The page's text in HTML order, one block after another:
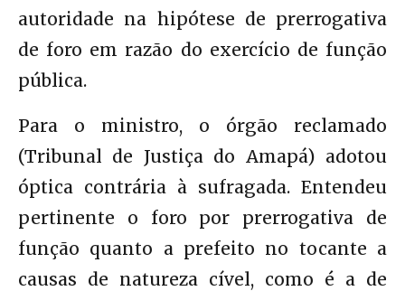
autoridade na hipótese de prerrogativa
de foro em razão do exercício de função
pública.
Para o ministro, o órgão reclamado
(Tribunal de Justiça do Amapá) adotou
óptica contrária à sufragada. Entendeu
pertinente o foro por prerrogativa de
função quanto a prefeito no tocante a
causas de natureza cível, como é a de